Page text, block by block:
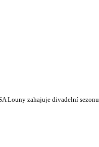
Louny zahajuje divadelní sezonu.